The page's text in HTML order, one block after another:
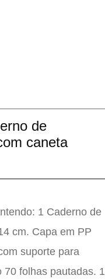
de
caneta
1 Caderno de
cm. Capa em PP
suporte para
70 folhas pautadas. 1